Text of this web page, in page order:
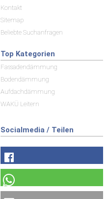
Kontakt
Sitemap
Beliebte Suchanfragen
Top Kategorien
Fassadendämmung
Bodendämmung
Aufdachdämmung
WAKÜ Leitern
Socialmedia / Teilen